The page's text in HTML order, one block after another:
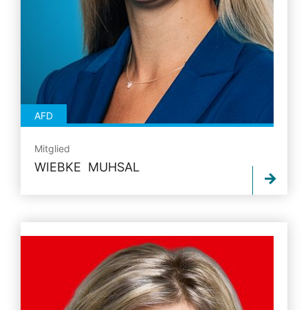
AFD
Mitglied
WIEBKE MUHSAL